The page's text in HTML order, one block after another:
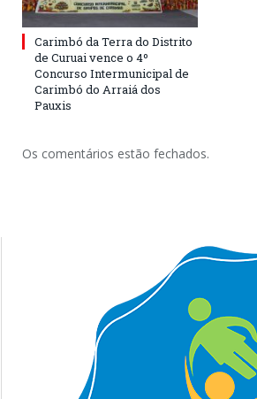
Carimbó da Terra do Distrito
de Curuai vence o 4º
Concurso Intermunicipal de
Carimbó do Arraiá dos
Pauxis
Os comentários estão fechados.